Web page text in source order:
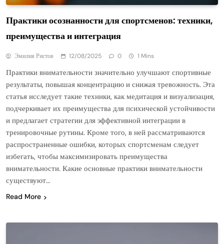
Практики осознанности для спортсменов: техники,
преимущества и интеграция
Эмилия Ристов 12/08/2025 0 1 Mins
Практики внимательности значительно улучшают спортивные
результаты, повышая концентрацию и снижая тревожность. Эта
статья исследует такие техники, как медитация и визуализация,
подчеркивает их преимущества для психической устойчивости
и предлагает стратегии для эффективной интеграции в
тренировочные рутины. Кроме того, в ней рассматриваются
распространенные ошибки, которых спортсменам следует
избегать, чтобы максимизировать преимущества
внимательности. Какие основные практики внимательности
существуют…
Read More